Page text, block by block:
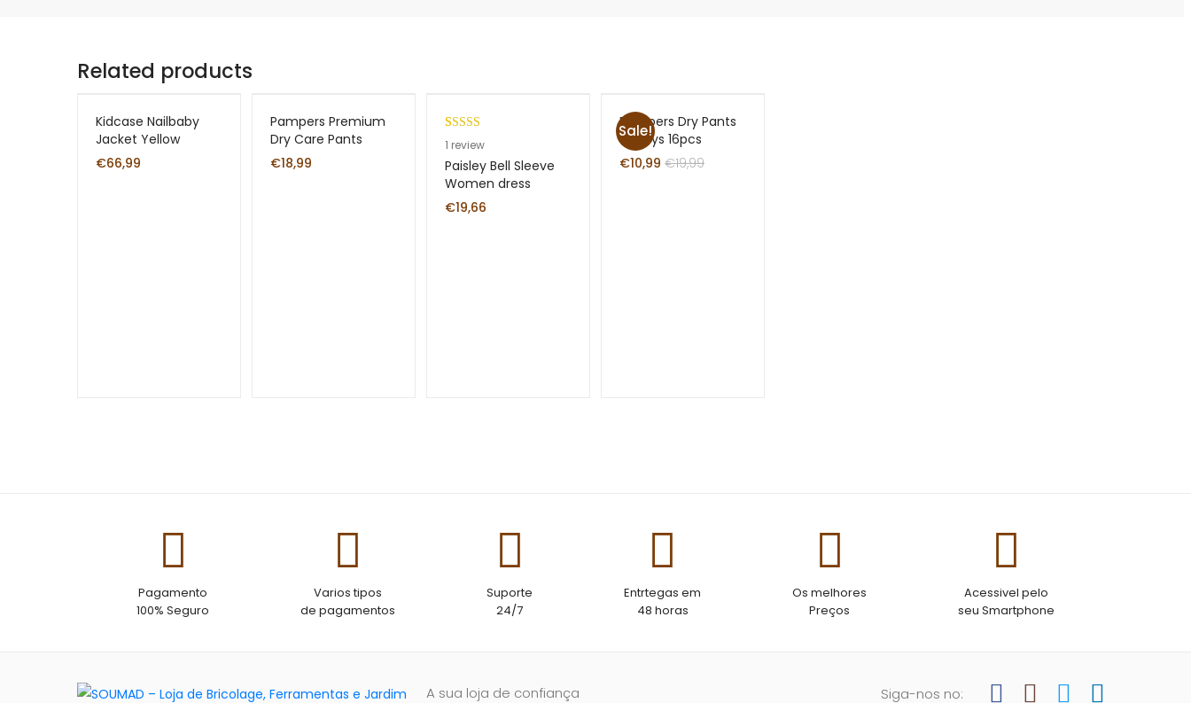
Related products
Kidcase Nailbaby
Jacket Yellow
€66,99
Pampers Premium
Dry Care Pants
€18,99
Rated
3.00
out of
5 based
11 review
Paisley Bell Sleeve
Women dress
€19,66
Sale!
Pampers Dry Pants
XL Boys 16pcs
€10,99 €19,99
Pagamento
100% Seguro
Varios tipos
de pagamentos
Suporte
24/7
Entrtegas em
48 horas
Os melhores
Preços
Acessivel pelo
seu Smartphone
A sua loja de confiança Siga-nos no: